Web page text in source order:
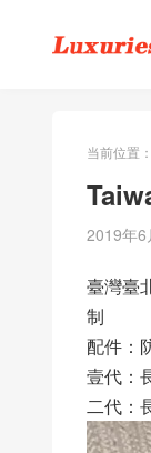
当前位置：
2019年6
臺灣臺
制
配件：
壹代：
二代：